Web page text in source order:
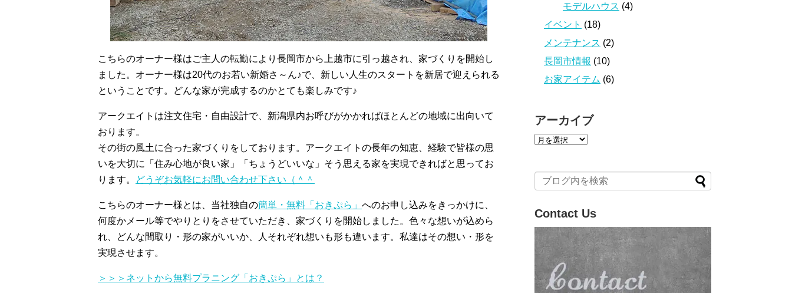
こちらのオーナー様はご主人の転勤により長岡市から上越市に引っ越され、家づくりを開始し
ました。オーナー様は20代のお若い新婚さ～ん♪で、新しい人生のスタートを新居で迎えられる
ということです。どんな家が完成するのかとても楽しみです♪
アークエイトは注文住宅・自由設計で、新潟県内お呼びがかかればほとんどの地域に出向いて
おります。
その街の風土に合った家づくりをしております。アークエイトの長年の知恵、経験で皆様の思
いを大切に「住み心地が良い家」「ちょうどいいな」そう思える家を実現できればと思ってお
ります。
どうぞお気軽にお問い合わせ下さい（＾＾
こちらのオーナー様とは、当社独自の簡単・無料「おきぷら」 へのお申し込みをきっかけに、
何度かメール等でやりとりをさせていただき、家づくりを開始しました。色々な想いが込めら
れ、どんな間取り・形の家がいいか、人それぞれ想いも形も違います。私達はその想い・形を
実現させます。
＞＞＞ネットから無料プラニング「おきぷら」とは？
モデルハウス (4)
イベント (18)
メンテナンス (2)
長岡市情報 (10)
お家アイテム (6)
アーカイブ
ア
イ
ブ
Contact Us